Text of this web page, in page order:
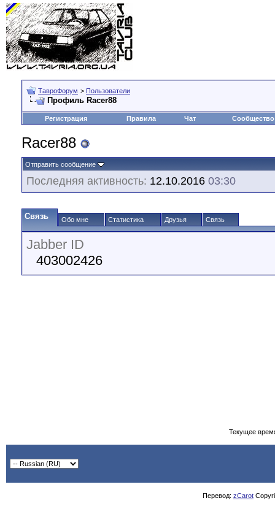
ТавроФорум > Пользователи
Профиль Racer88
Регистрация Правила Чат Сообщество
Racer88
Отправить сообщение
Последняя активность: 12.10.2016 03:30
Связь Обо мне Статистика Друзья Связь
Jabber ID
403002426
Текущее
Перевод: zCarot